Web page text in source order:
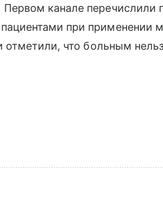
канале перечислили
при применении
отметили, что больным